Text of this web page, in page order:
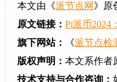
本文由《派节点网 》原
原文链接： Pi派币2024
旗下网站：
《派节点检
版权声明： 本文系作者
技术支持与合作咨询：